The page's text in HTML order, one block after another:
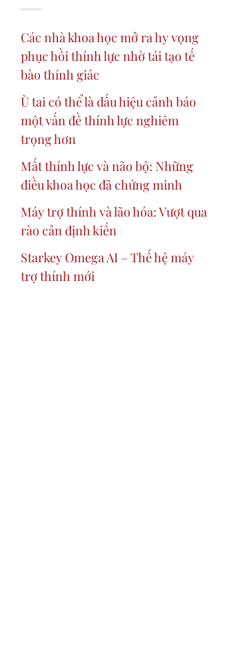
Các nhà khoa học mở ra hy vọng
phục hồi thính lực nhờ tái tạo tế
bào thính giác
Ù tai có thể là dấu hiệu cảnh báo
một vấn đề thính lực nghiêm
trọng hơn
Mất thính lực và não bộ: Những
điều khoa học đã chứng minh
Máy trợ thính và lão hóa: Vượt qua
rào cản định kiến
Starkey Omega AI – Thế hệ máy
trợ thính mới